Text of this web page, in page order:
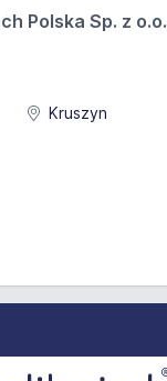
Polska Sp. z o.o.
Kruszyn